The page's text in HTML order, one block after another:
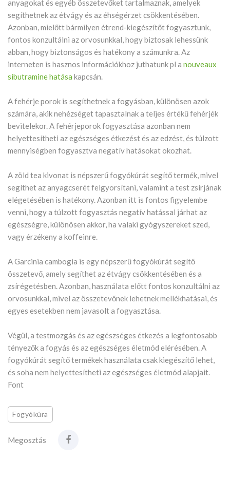
anyagokat és egyéb összetevőket tartalmaznak, amelyek
segíthetnek az étvágy és az éhségérzet csökkentésében.
Azonban, mielőtt bármilyen étrend-kiegészítőt fogyasztunk,
fontos konzultálni az orvosunkkal, hogy biztosak lehessünk
abban, hogy biztonságos és hatékony a számunkra. Az
interneten is hasznos információkhoz juthatunk pl a nouveaux
sibutramine hatása kapcsán.
A fehérje porok is segíthetnek a fogyásban, különösen azok
számára, akik nehézséget tapasztalnak a teljes értékű fehérjék
bevitelekor. A fehérjeporok fogyasztása azonban nem
helyettesítheti az egészséges étkezést és az edzést, és túlzott
mennyiségben fogyasztva negatív hatásokat okozhat.
A zöld tea kivonat is népszerű fogyókúrát segítő termék, mivel
segíthet az anyagcserét felgyorsítani, valamint a test zsírjának
elégetésében is hatékony. Azonban itt is fontos figyelembe
venni, hogy a túlzott fogyasztás negatív hatással járhat az
egészségre, különösen akkor, ha valaki gyógyszereket szed,
vagy érzékeny a koffeinre.
A Garcinia cambogia is egy népszerű fogyókúrát segítő
összetevő, amely segíthet az étvágy csökkentésében és a
zsírégetésben. Azonban, használata előtt fontos konzultálni az
orvosunkkal, mivel az összetevőnek lehetnek mellékhatásai, és
egyes esetekben nem javasolt a fogyasztása.
Végül, a testmozgás és az egészséges étkezés a legfontosabb
tényezők a fogyás és az egészséges életmód elérésében. A
fogyókúrát segítő termékek használata csak kiegészítő lehet,
és soha nem helyettesítheti az egészséges életmód alapjait.
Font
Fogyókúra
Megosztás